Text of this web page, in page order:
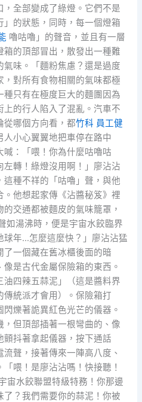
全部變成了綠燈。它們不是
的狀態，同時，每一個燈箱
嚕咕嚕」的聲音，並且有一層
的頂部冒出，散發出一種難
味。「麵粉焦慮？還是過度
對所有食物相關的氣味都極
只有在極度巨大的麵團因為
的行人陷入了混亂。汽車不
從哪個方向看，都竹科 員工健
小心翼翼地把車停在路中
：「喂！你為什麼咕嚕咕
轉！綠燈沒用啊！」廖沾沾
種不祥的「咕嚕」聲，與他
。他想起家傳《沾醬秘笈》裡
交通都被麵皮的氣味籠罩，
如湯沸時，便是宇宙水餃臨界
球年…怎麼這麼快？」廖沾沾猛
一個藏在舊冰櫃後面的暗
是古代金屬保險箱的東西。
四辣五蒜泥」（這是醬料界
統派才會用）。保險箱打
爍著詭異紅色光芒的儀器。
但頂部插著一根彎曲的、像
顫抖著拿起儀器，按下通話
聲，接著傳來一陣高八度、
喂！是廖沾沾嗎！快接聽！
宙水餃聯盟特級特務！你那邊
？我們需要你的蒜泥！你被